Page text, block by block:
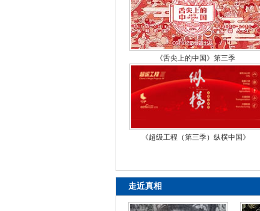
《舌尖上的中国》第三季
《超级工程（第三季）纵横中国》
走近真相